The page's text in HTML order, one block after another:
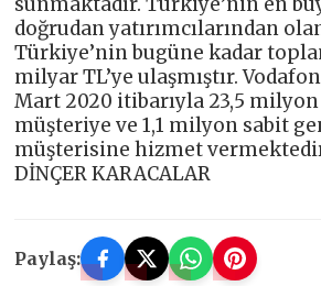
doğrudan yatırımcılarından
Türkiye’nin bugüne kadar
milyar TL’ye ulaşmıştır.
Mart 2020 itibarıyla 23,5
müşteriye ve 1,1 milyon sabit
müşterisine hizmet
DİNÇER KARACALAR
Paylaş: